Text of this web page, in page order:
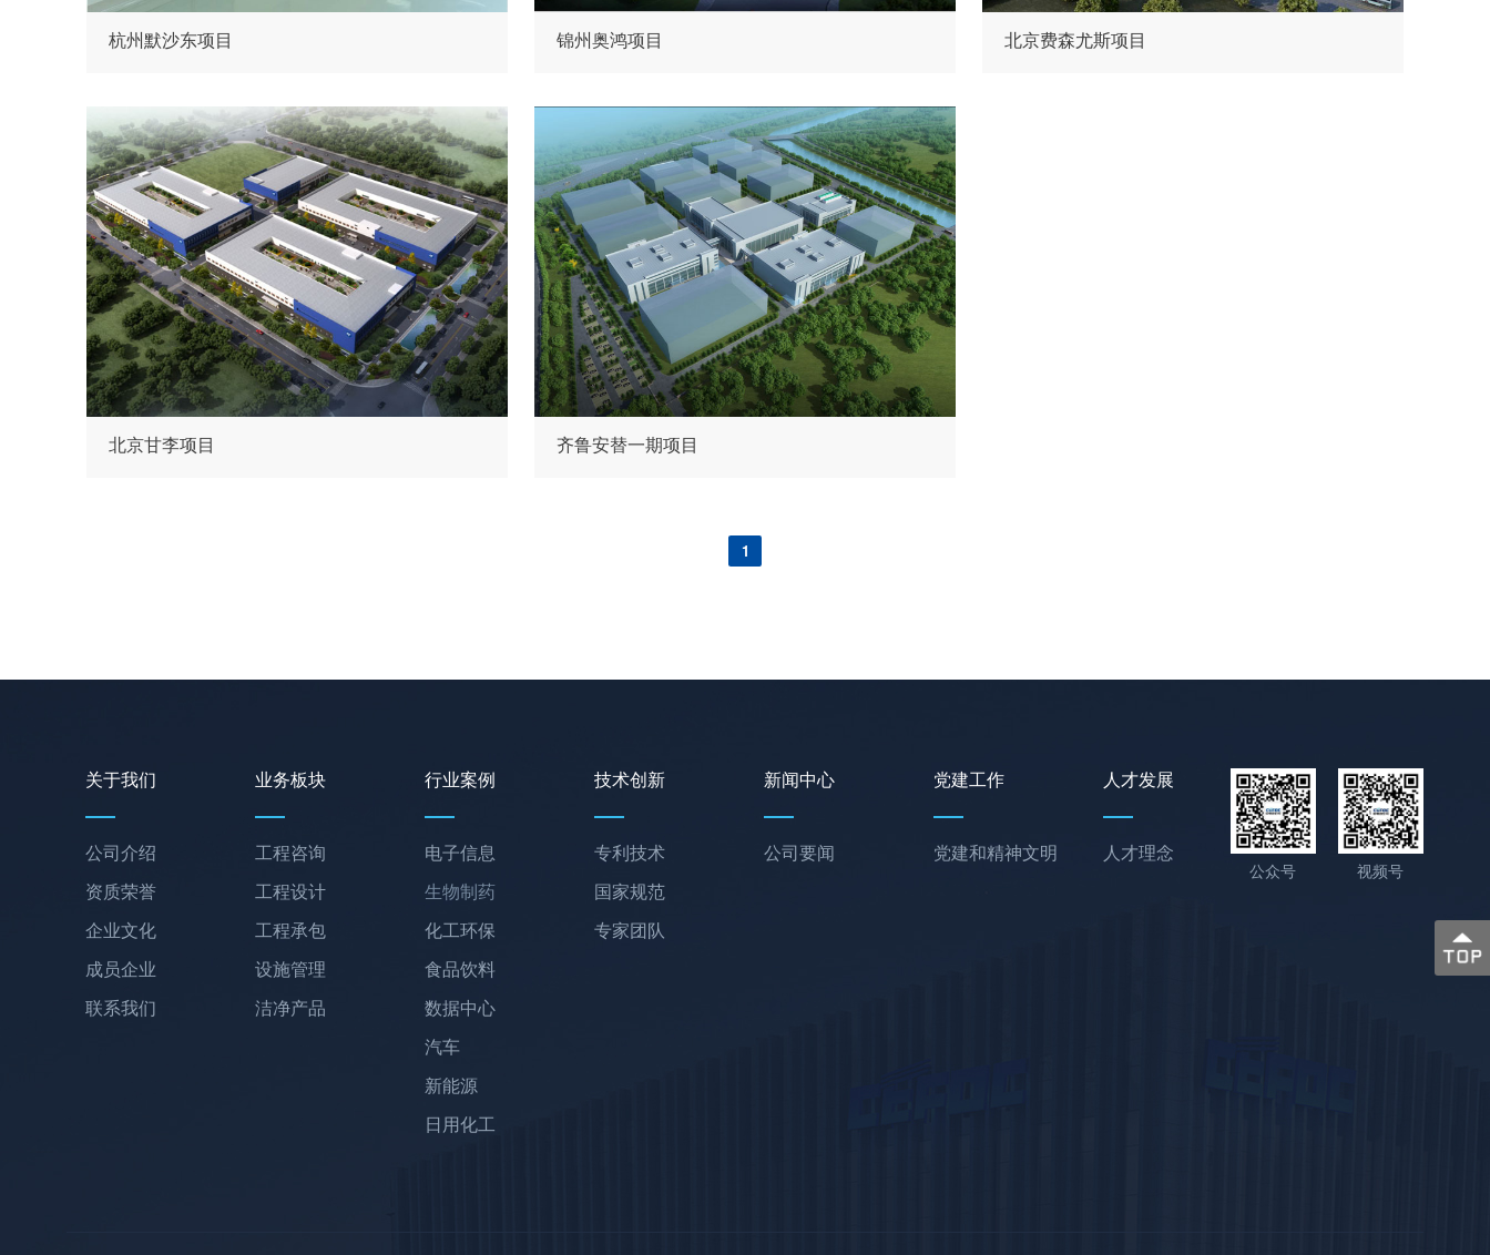
杭州默沙东项目 锦州奥鸿项目 北京费森尤斯项目
北京甘李项目 齐鲁安替一期项目
1
关于我们
公司介绍
资质荣誉
企业文化
成员企业
联系我们
业务板块
工程咨询
工程设计
工程承包
设施管理
洁净产品
行业案例
电子信息
生物制药
化工环保
食品饮料
数据中心
汽车
新能源
日用化工
技术创新
专利技术
国家规范
专家团队
新闻中心
公司要闻
党建工作
党建和精神文明
人才发展
人才理念
公众号 视频号